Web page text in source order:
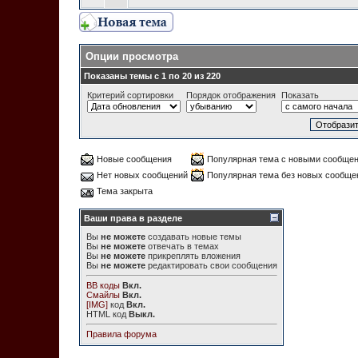
Опции просмотра
Показаны темы с 1 по 20 из 220
Критерий сортировки
Порядок отображения Показать
Новые сообщения
Популярная тема с новыми
Нет новых сообщений
Популярная тема без новых
Тема закрыта
Ваши права в разделе
Вы не можете создавать новые темы
Вы не можете отвечать в темах
Вы не можете прикреплять вложения
Вы не можете редактировать свои сообщения
BB коды Вкл.
Смайлы Вкл.
[IMG] код Вкл.
HTML код Выкл.
Правила форума